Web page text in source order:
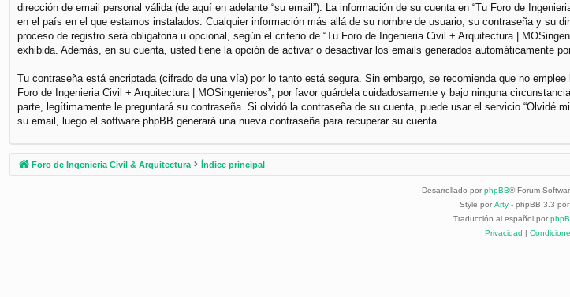
dirección de email personal válida (de aquí en adelante “su email”). La información de su cuenta en “Tu Foro de
en el país en el que estamos instalados. Cualquier información más allá de su nombre de usuario, su contraseña y su
proceso de registro será obligatoria u opcional, según el criterio de “Tu Foro de Ingenieria Civil + Arquitectura |
exhibida. Además, en su cuenta, usted tiene la opción de activar o desactivar los emails generados automáticamente
Tu contraseña está encriptada (cifrado de una vía) por lo tanto está segura. Sin embargo, se recomienda que no
Foro de Ingenieria Civil + Arquitectura | MOSingenieros”, por favor guárdela cuidadosamente y bajo ninguna
parte, legítimamente le preguntará su contraseña. Si olvidó la contraseña de su cuenta, puede usar el servicio “Olvidé
su email, luego el software phpBB generará una nueva contraseña para recuperar su cuenta.
Foro de Ingenieria Civil & Arquitectura Índice principal
Desarrollado por phpBB® Forum
Style por Arty - phpBB 3.3
Traducción al español por
Privacidad |